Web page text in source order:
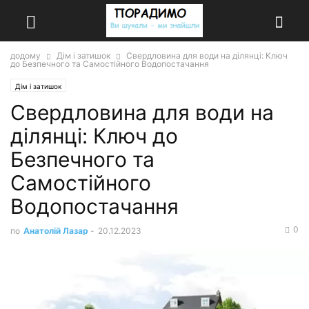
додому Дім і затишок
Свердловина для води на ділянці: Ключ
до Безпечного та Самостійного Водопостачання
Дім і затишок
Свердловина для води на
ділянці: Ключ до
Безпечного та
Самостійного
Водопостачання
по Анатолій Лазар - 20.12.2023 0